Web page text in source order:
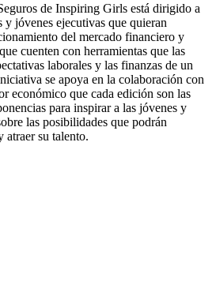
de Inspiring Girls está dirigido a
y jóvenes ejecutivas que quieran
del mercado financiero y
cuenten con herramientas que las
laborales y las finanzas de un
se apoya en la colaboración con
económico que cada edición son las
para inspirar a las jóvenes y
las posibilidades que podrán
atraer su talento.